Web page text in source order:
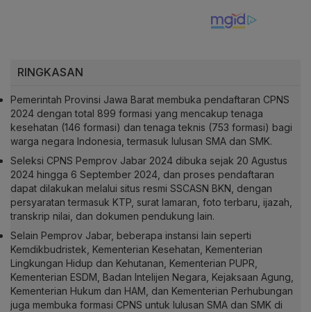
RINGKASAN
Pemerintah Provinsi Jawa Barat membuka pendaftaran CPNS
2024 dengan total 899 formasi yang mencakup tenaga
kesehatan (146 formasi) dan tenaga teknis (753 formasi) bagi
warga negara Indonesia, termasuk lulusan SMA dan SMK.
Seleksi CPNS Pemprov Jabar 2024 dibuka sejak 20 Agustus
2024 hingga 6 September 2024, dan proses pendaftaran
dapat dilakukan melalui situs resmi SSCASN BKN, dengan
persyaratan termasuk KTP, surat lamaran, foto terbaru, ijazah,
transkrip nilai, dan dokumen pendukung lain.
Selain Pemprov Jabar, beberapa instansi lain seperti
Kemdikbudristek, Kementerian Kesehatan, Kementerian
Lingkungan Hidup dan Kehutanan, Kementerian PUPR,
Kementerian ESDM, Badan Intelijen Negara, Kejaksaan Agung,
Kementerian Hukum dan HAM, dan Kementerian Perhubungan
juga membuka formasi CPNS untuk lulusan SMA dan SMK di